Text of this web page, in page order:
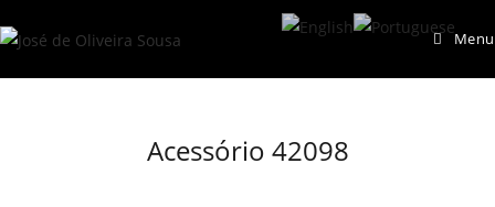
to
Menu
Acessório 42098